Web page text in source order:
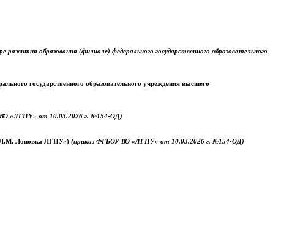
образования (филиале) федерального государственного образовательного
государственного образовательного учреждения высшего
«ЛГПУ» от 10.03.2026 г. №154-ОД)
Л.М. Лоповка ЛГПУ») (приказ ФГБОУ ВО «ЛГПУ» от 10.03.2026 г. №154-ОД)